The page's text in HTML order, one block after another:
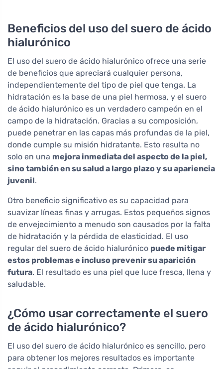
Beneficios del uso del suero de ácido
hialurónico
El uso del suero de ácido hialurónico ofrece una serie
de beneficios que apreciará cualquier persona,
independientemente del tipo de piel que tenga. La
hidratación es la base de una piel hermosa, y el suero
de ácido hialurónico es un verdadero campeón en el
campo de la hidratación. Gracias a su composición,
puede penetrar en las capas más profundas de la piel,
donde cumple su misión hidratante. Esto resulta no
solo en una mejora inmediata del aspecto de la piel,
sino también en su salud a largo plazo y su apariencia
juvenil.
Otro beneficio significativo es su capacidad para
suavizar líneas finas y arrugas. Estos pequeños signos
de envejecimiento a menudo son causados por la falta
de hidratación y la pérdida de elasticidad. El uso
regular del suero de ácido hialurónico puede mitigar
estos problemas e incluso prevenir su aparición
futura. El resultado es una piel que luce fresca, llena y
saludable.
¿Cómo usar correctamente el suero
de ácido hialurónico?
El uso del suero de ácido hialurónico es sencillo, pero
para obtener los mejores resultados es importante